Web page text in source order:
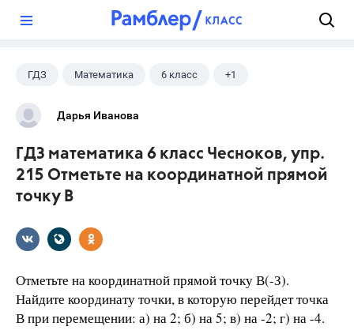
ГДЗ Математика 6 класс +1
Чесноков А.С.
Дарья Иванова
ГДЗ математика 6 класс Чесноков, упр.
215 Отметьте на координатной прямой
точку В
Отметьте на координатной прямой точку В(-З).
Найдите координату точки, в которую перейдет точка
В при перемещении: а) на 2; б) на 5; в) на -2; г) на -4.